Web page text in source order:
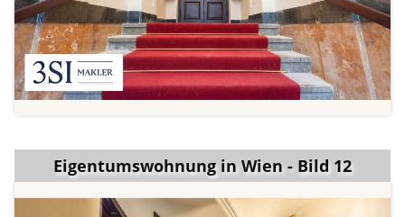
Eigentumswohnung in Wien - Bild 12